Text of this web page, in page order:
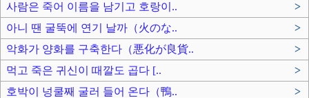
사람은 죽어 이름을 남기고 호랑이..
>
아니 땐 굴뚝에 연기 날까（火のな..
>
악화가 양화를 구축한다（悪化が良貨..
>
먹고 죽은 귀신이 때깔도 곱다 [..
>
호박이 넝쿨째 굴러 들어 온다（鴨..
>